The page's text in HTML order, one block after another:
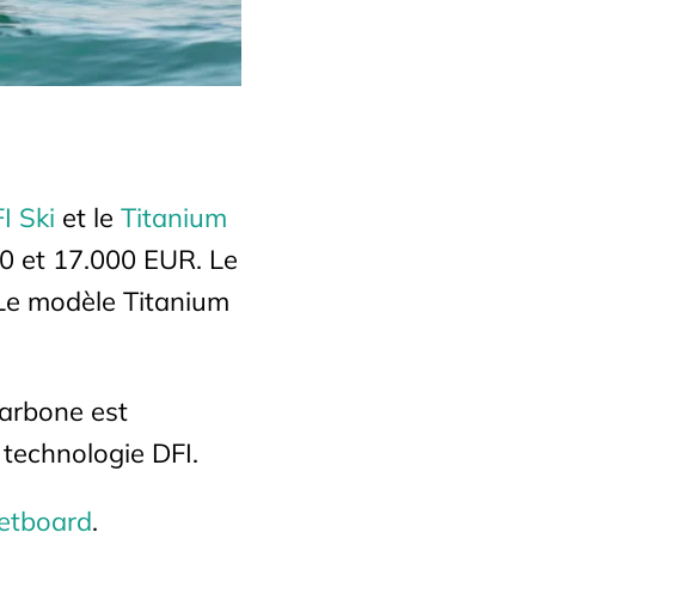
Ski et le Titanium
et 17.000 EUR. Le
modèle Titanium
est
DFI.
.